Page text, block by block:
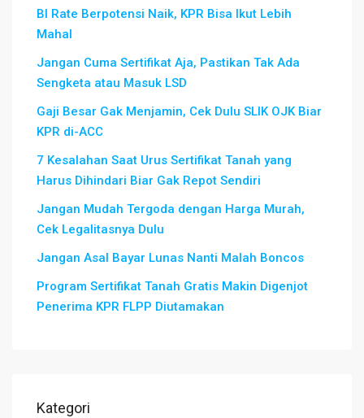
BI Rate Berpotensi Naik, KPR Bisa Ikut Lebih
Mahal
Jangan Cuma Sertifikat Aja, Pastikan Tak Ada
Sengketa atau Masuk LSD
Gaji Besar Gak Menjamin, Cek Dulu SLIK OJK Biar
KPR di-ACC
7 Kesalahan Saat Urus Sertifikat Tanah yang
Harus Dihindari Biar Gak Repot Sendiri
Jangan Mudah Tergoda dengan Harga Murah,
Cek Legalitasnya Dulu
Jangan Asal Bayar Lunas Nanti Malah Boncos
Program Sertifikat Tanah Gratis Makin Digenjot
Penerima KPR FLPP Diutamakan
Kategori